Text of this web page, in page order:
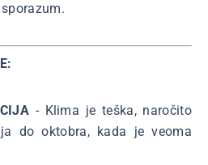
- Klima je teška, naročito
do oktobra, kada je veoma